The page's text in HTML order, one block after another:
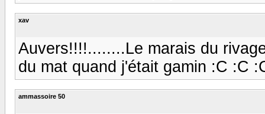
xav
Auvers!!!!........Le marais du
du mat quand j'était gamin :C :C
ammassoire 50